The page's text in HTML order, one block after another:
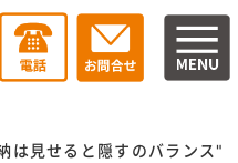
は見せると隠すのバランス"